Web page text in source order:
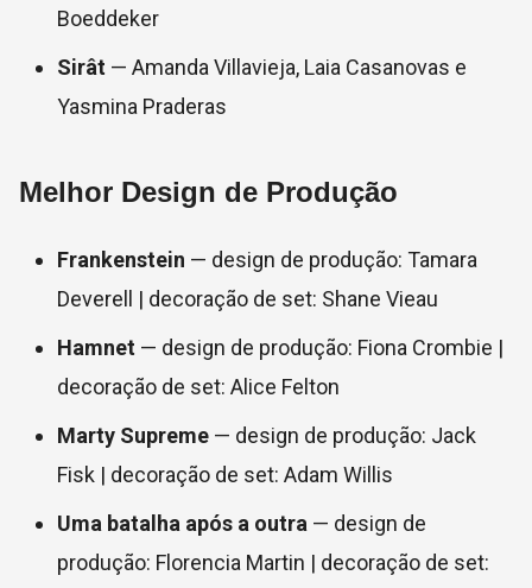
Boeddeker
Sirât — Amanda Villavieja, Laia Casanovas e
Yasmina Praderas
Melhor Design de Produção
Frankenstein — design de produção: Tamara
Deverell | decoração de set: Shane Vieau
Hamnet — design de produção: Fiona Crombie |
decoração de set: Alice Felton
Marty Supreme — design de produção: Jack
Fisk | decoração de set: Adam Willis
Uma batalha após a outra — design de
produção: Florencia Martin | decoração de set: